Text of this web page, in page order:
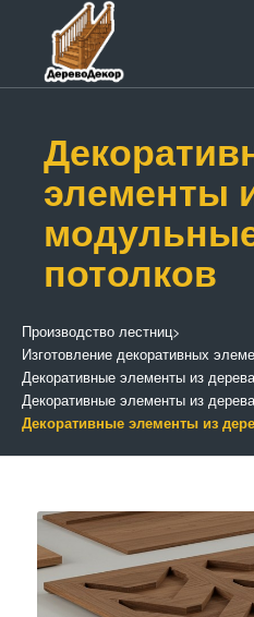
элементы
потолков
Производство лестниц>
Изготовление декоративных
Декоративные элементы из
Декоративные элементы из
Декоративные элементы из